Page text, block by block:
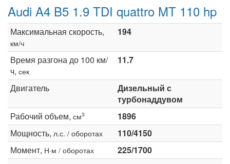
Audi A4 B5 1.9 TDI quattro MT 110 hp
Максимальная скорость,
км/ч
194
Время разгона до 100 км/
ч, сек
11.7
Двигатель
Дизельный с
турбонаддувом
Рабочий объем, см3
1896
Мощность, л.с. / оборотах
110/4150
Момент, Н·м / оборотах
225/1700